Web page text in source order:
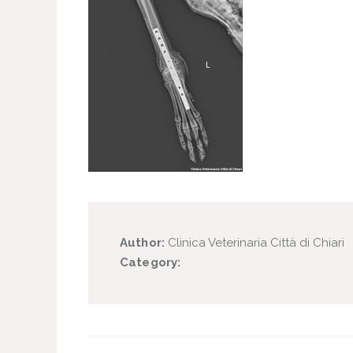
Author: Clinica Veterinaria Città di Chiari
Category: